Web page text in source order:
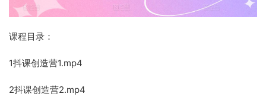
课程目录：
1抖课创造营1.mp4
2抖课创造营2.mp4